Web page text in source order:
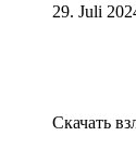
29. Juli
Скачать